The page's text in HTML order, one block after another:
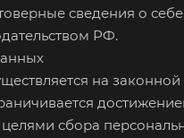
сведения о
РФ.
на
сбора